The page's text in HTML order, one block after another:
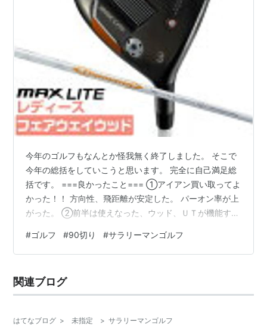
今年のゴルフもなんとか怪我無く終了しました。 そこで
今年の総括をしていこうと思います。 完全に自己満足総
括です。 ===良かったこと=== ①アイアン買い取ってよ
かった！！ 方向性、飛距離が安定した。 パーオン率が上
がった。 ②前半は使えなった、ウッド、ＵＴが機能する
③初の20回越えのラウンド ただただ楽しかった。 なに
より、楽なラウンドが増えたように感じた。 ただそれが
=== ①ドライバーが最後まで安定しなかった。 大すら
ＯＢこそないもの距離の損が大きい 3ｗまでは安定した
#ゴルフ #90切り #サラリーマンゴルフ
関連ブログ
はてなブログ > 未指定 > サラリーマンゴルフ